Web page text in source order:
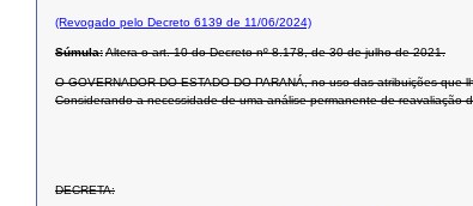
(Revogado pelo Decreto 6139 de 11/06/2024)
Súmula:Altera o art. 10 do Decreto nº 8.178, de 30 de julho de 2021.
O GOVERNADOR DO ESTADO DO PARANÁ, no uso das atribuições
Considerando a necessidade de uma análise permanente de
DECRETA: